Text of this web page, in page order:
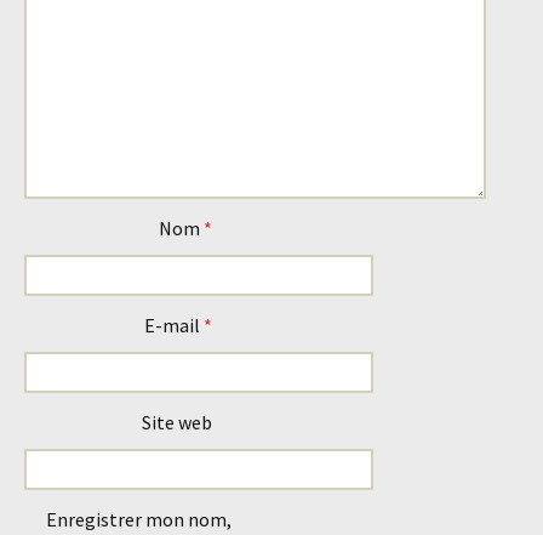
Nom *
E-mail *
Site web
Enregistrer mon nom,